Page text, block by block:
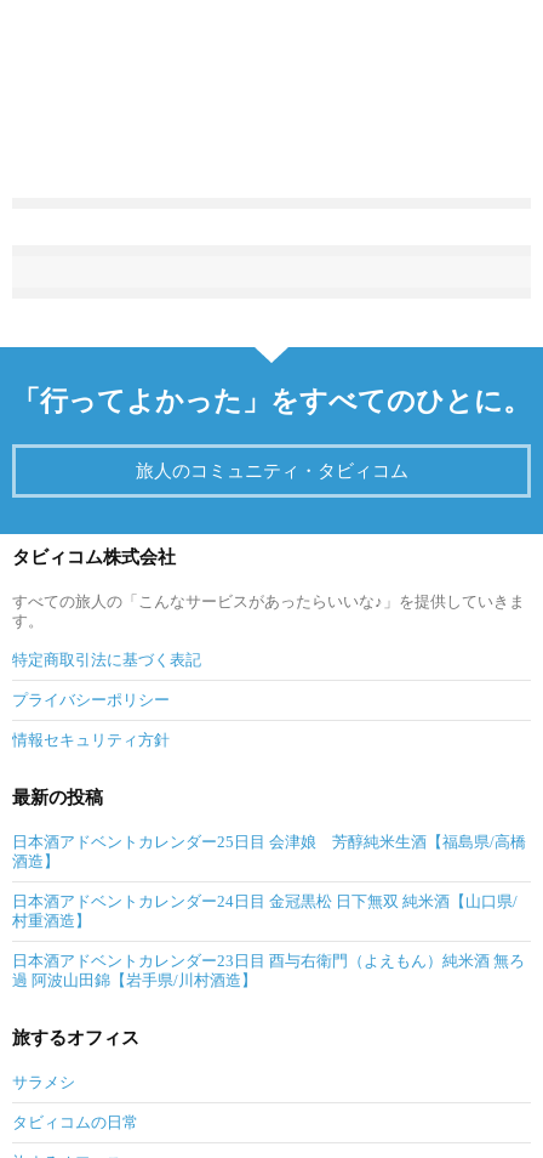
「行ってよかった」をすべてのひとに。
旅人のコミュニティ・タビィコム
タビィコム株式会社
すべての旅人の「こんなサービスがあったらいいな♪」を提供していきま
す。
特定商取引法に基づく表記
プライバシーポリシー
情報セキュリティ方針
最新の投稿
日本酒アドベントカレンダー25日目 会津娘 芳醇純米生酒【福島県/高橋
酒造】
日本酒アドベントカレンダー24日目 金冠黒松 日下無双 純米酒【山口県/
村重酒造】
日本酒アドベントカレンダー23日目 酉与右衛門（よえもん）純米酒 無ろ
過 阿波山田錦【岩手県/川村酒造】
旅するオフィス
サラメシ
タビィコムの日常